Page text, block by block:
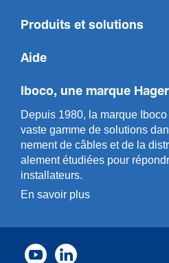
Produits et solutions
Aide
Iboco, une marque
Depuis 1980, la marque
vaste gamme de solut­ions
n­ement de câbles et de la
a­l­ement étudiées pour
installa­teurs.
En savoir plus